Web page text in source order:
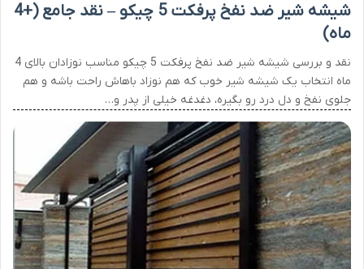
شیشه شیر ضد نفخ پرفکت 5 چیکو – نقد جامع (+4
ماه)
نقد و بررسی شیشه شیر ضد نفخ پرفکت 5 چیکو مناسب نوزادان بالای 4
ماه انتخاب یک شیشه شیر خوب که هم نوزاد باهاش راحت باشه و هم
جلوی نفخ و دل درد رو بگیره، دغدغه خیلی از پدر و…